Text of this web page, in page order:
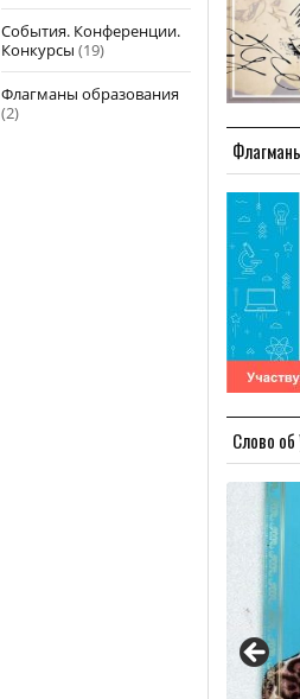
События. Конференции.
Конкурсы (19)
Флагманы образования
(2)
Слово